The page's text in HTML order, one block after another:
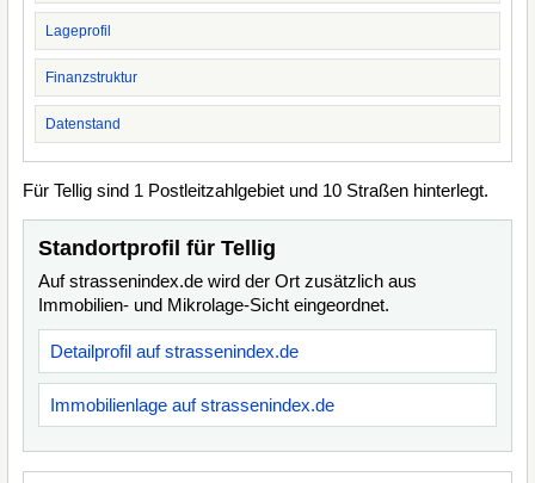
Lageprofil
Finanzstruktur
Datenstand
Für Tellig sind 1 Postleitzahlgebiet und 10 Straßen hinterlegt.
Standortprofil für Tellig
Auf strassenindex.de wird der Ort zusätzlich aus
Immobilien- und Mikrolage-Sicht eingeordnet.
Detailprofil auf strassenindex.de
Immobilienlage auf strassenindex.de